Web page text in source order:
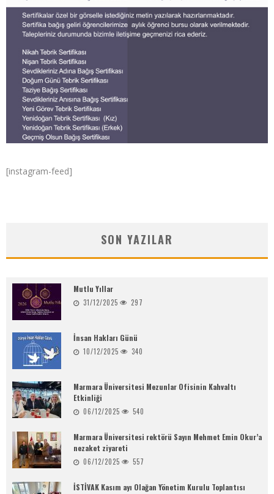
[instagram-feed]
SON YAZILAR
Mutlu Yıllar
31/12/2025 297
İnsan Hakları Günü
10/12/2025 340
Marmara Üniversitesi Mezunlar Ofisinin Kahvaltı
Etkinliği
06/12/2025 540
Marmara Üniversitesi rektörü Sayın Mehmet Emin Okur’a
nezaket ziyareti
06/12/2025 557
İSTİVAK Kasım ayı Olağan Yönetim Kurulu Toplantısı